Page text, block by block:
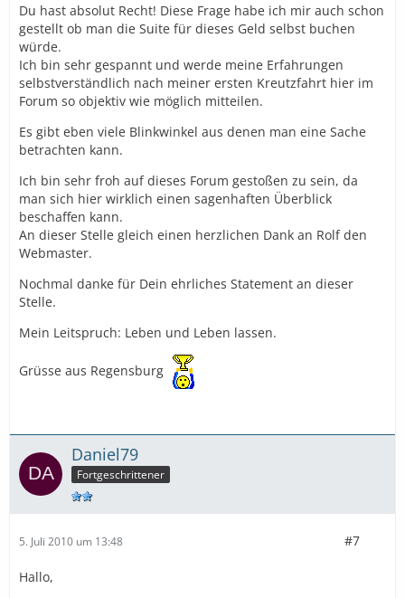
Du hast absolut Recht! Diese Frage habe ich mir auch schon
gestellt ob man die Suite für dieses Geld selbst buchen
würde.
Ich bin sehr gespannt und werde meine Erfahrungen
selbstverständlich nach meiner ersten Kreutzfahrt hier im
Forum so objektiv wie möglich mitteilen.
Es gibt eben viele Blinkwinkel aus denen man eine Sache
betrachten kann.
Ich bin sehr froh auf dieses Forum gestoßen zu sein, da
man sich hier wirklich einen sagenhaften Überblick
beschaffen kann.
An dieser Stelle gleich einen herzlichen Dank an Rolf den
Webmaster.
Nochmal danke für Dein ehrliches Statement an dieser
Stelle.
Mein Leitspruch: Leben und Leben lassen.
Grüsse aus Regensburg
Daniel79
Fortgeschrittener
5. Juli 2010 um 13:48 #7
Hallo,